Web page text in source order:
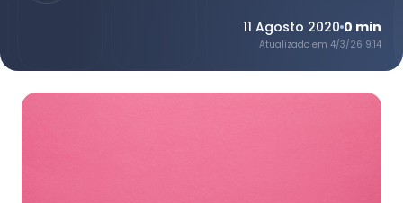
11 Agosto 2020 0 min
Atualizado em 4/3/26 9:14